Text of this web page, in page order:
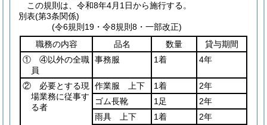
この規則は、令和8年4月1日から施行する。
別表(第3条関係)
(令6規則19・令8規則8・一部改正)
職務の内容
品名 数量
貸与期間
① ④以外の全職
員
事務服 1着 4年
② 必要とする現
場業務に従事す
る者
作業服 上下 1着
2年
ゴム長靴
1足
2年
雨具 上下
1着
2年